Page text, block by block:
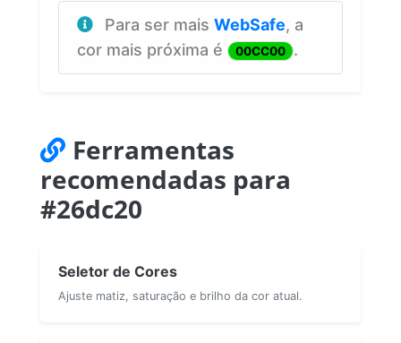
Para ser mais WebSafe, a
cor mais próxima é
00CC00 .
Ferramentas
recomendadas para
#26dc20
Seletor de Cores
Ajuste matiz, saturação e brilho da cor atual.